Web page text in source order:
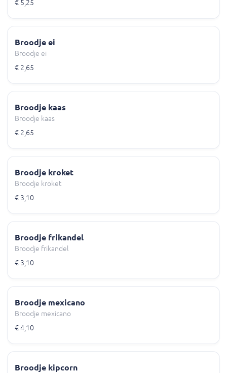
€ 5,25
Broodje ei
Broodje ei
€ 2,65
Broodje kaas
Broodje kaas
€ 2,65
Broodje kroket
Broodje kroket
€ 3,10
Broodje frikandel
Broodje frikandel
€ 3,10
Broodje mexicano
Broodje mexicano
€ 4,10
Broodje kipcorn